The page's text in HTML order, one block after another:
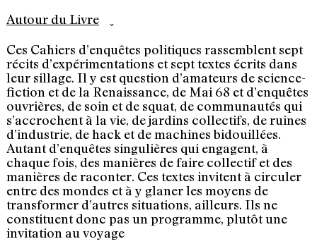
Autour du Livre ⌃
Ces Cahiers d’enquêtes politiques rassemblent sept
récits d’expérimentations et sept textes écrits dans
leur sillage. Il y est question d’amateurs de science-
fiction et de la Renaissance, de Mai 68 et d’enquêtes
ouvrières, de soin et de squat, de communautés qui
s’accrochent à la vie, de jardins collectifs, de ruines
d’industrie, de hack et de machines bidouillées.
Autant d’enquêtes singulières qui engagent, à
chaque fois, des manières de faire collectif et des
manières de raconter. Ces textes invitent à circuler
entre des mondes et à y glaner les moyens de
transformer d’autres situations, ailleurs. Ils ne
constituent donc pas un programme, plutôt une
invitation au voyage